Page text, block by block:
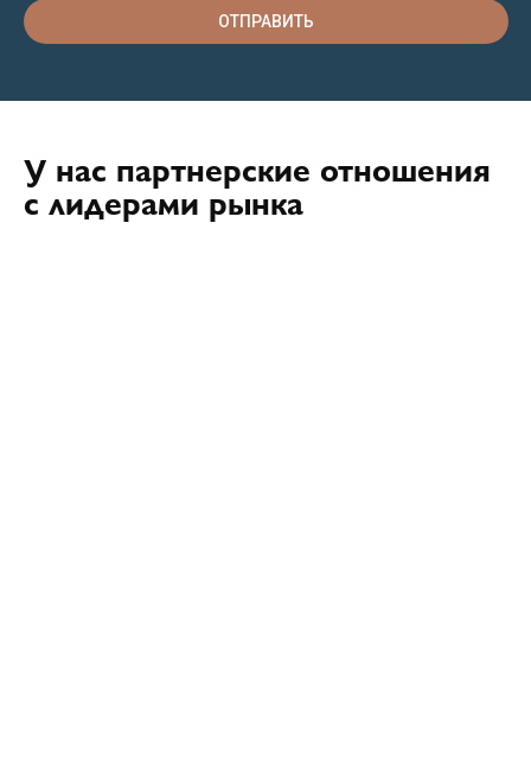
ОТПРАВИТЬ
У нас партнерские отношения
с лидерами рынка